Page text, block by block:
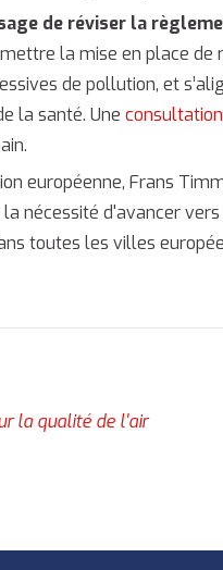
de réviser la
la mise en place
de pollution, et
la santé. Une
européenne, Frans
nécessité d'avancer vers
toutes les villes
la qualité de l'air